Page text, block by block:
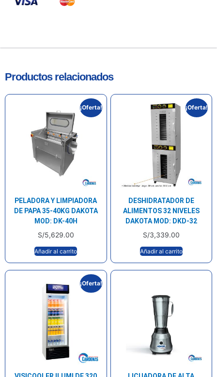
Productos relacionados
¡Oferta!
PELADORA Y LIMPIADORA
DE PAPA 35-40KG DAKOTA
MOD: DK-40H
S/5,629.00
Añadir al carrito
¡Oferta!
DESHIDRATADOR DE
ALIMENTOS 32 NIVELES
DAKOTA MOD: DKD-32
S/3,339.00
Añadir al carrito
¡Oferta!